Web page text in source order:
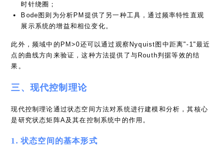
时针绕圈；
Bode图则为分析PM提供了另一种工具，通过频率特性直观
展示系统的增益和相位变化。
此外，频域中的PM>0还可以通过观察Nyquist图中距离"-1"最近
点的曲线方向来验证，这种方法提供了与Routh判据等效的结
果。
三、现代控制理论
现代控制理论通过状态空间方法对系统进行建模和分析，其核心
是研究状态矩阵A及其在控制系统中的作用。
1. 状态空间的基本形式